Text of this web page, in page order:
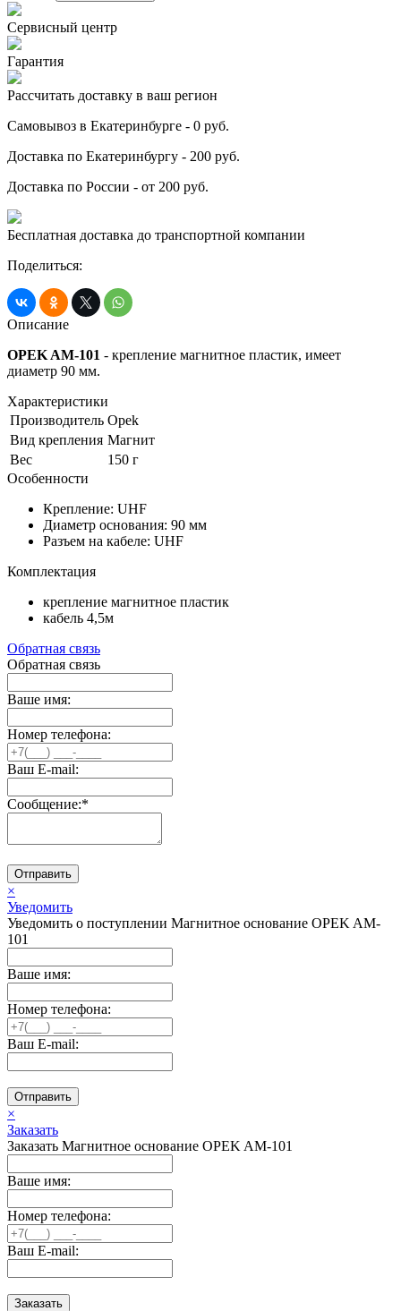
Сервисный центр
Гарантия
Рассчитать доставку в ваш регион
Самовывоз в Екатеринбурге - 0 руб.
Доставка по Екатеринбургу - 200 руб.
Доставка по России - от 200 руб.
Бесплатная доставка до транспортной компании
Поделиться:
Описание
OPEK AM-101 - крепление магнитное пластик, имеет
диаметр 90 мм.
Характеристики
Производитель Opek
Вид крепления Магнит
Вес
150 г
Особенности
Крепление: UHF
Диаметр основания: 90 мм
Разъем на кабеле: UHF
Комплектация
крепление магнитное пластик
кабель 4,5м
Обратная связь
Обратная связь
Ваше имя:
Номер телефона:
Ваш E-mail:
Сообщение:*
Отправить
×
Уведомить
Уведомить о поступлении Магнитное основание OPEK AM-
101
Ваше имя:
Номер телефона:
Ваш E-mail:
Отправить
×
Заказать
Заказать Магнитное основание OPEK AM-101
Ваше имя:
Номер телефона:
Ваш E-mail:
Заказать